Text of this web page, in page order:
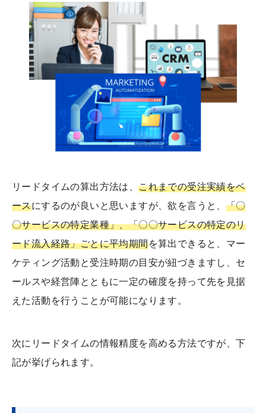
リードタイムの算出方法は、これまでの受注実績をベ
ースにするのが良いと思いますが、欲を言うと、 「〇
〇サービスの特定業種」、「〇〇サービスの特定のリ
ード流入経路」ごとに平均期間を算出できると、マー
ケティング活動と受注時期の目安が紐づきますし、セ
ールスや経営陣とともに一定の確度を持って先を見据
えた活動を行うことが可能になります。
次にリードタイムの情報精度を高める方法ですが、下
記が挙げられます。